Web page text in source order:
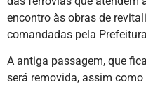
encontro às obras de
comandadas pela
A antiga passagem, que
será removida, assim